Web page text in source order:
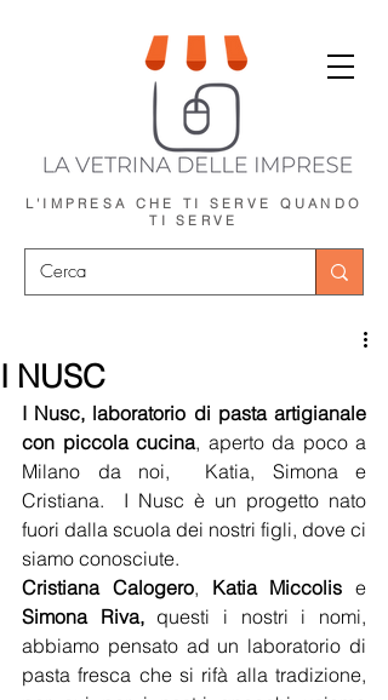
L'IMPRESA CHE TI SERVE QUANDO
TI SERVE
I NUSC
I Nusc, laboratorio di pasta artigianale
con piccola cucina, aperto da poco a
Milano da noi,  Katia, Simona e
Cristiana.  I Nusc è un progetto nato
fuori dalla scuola dei nostri figli, dove ci
siamo conosciute.
Cristiana Calogero, Katia Miccolis
Simona Riva, questi i nostri i nomi,
abbiamo pensato ad un laboratorio di
pasta fresca che si rifà alla tradizione,